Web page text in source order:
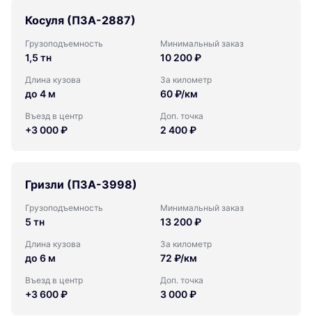
Косуля (ПЗА-2887)
Грузоподъемность
1,5 тн
Минимальный заказ
10 200 ₽
Длина кузова
до 4 м
За километр
60 ₽/км
Въезд в центр
+3 000 ₽
Доп. точка
2 400 ₽
Гризли (ПЗА-3998)
Грузоподъемность
5 тн
Минимальный заказ
13 200 ₽
Длина кузова
до 6 м
За километр
72 ₽/км
Въезд в центр
+3 600 ₽
Доп. точка
3 000 ₽